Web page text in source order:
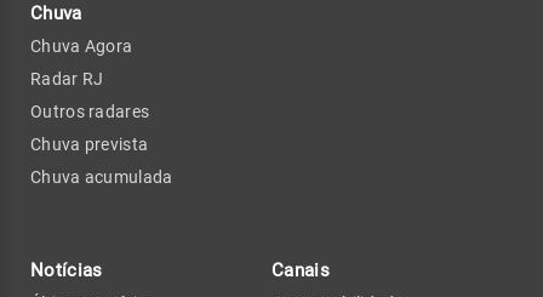
Chuva
Chuva Agora
Radar RJ
Outros radares
Chuva prevista
Chuva acumulada
Notícias Canais